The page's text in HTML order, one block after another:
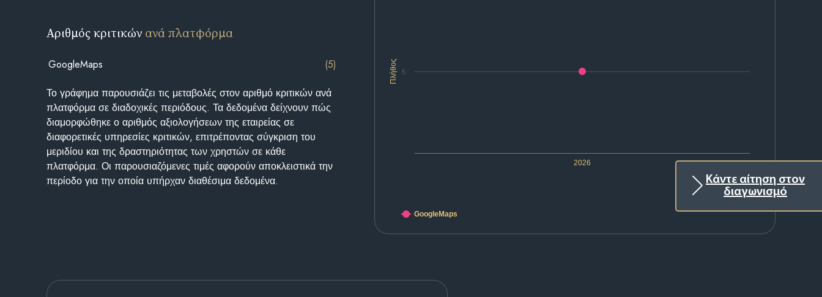
Κάντε αίτηση στον
διαγωνισμό
Πλήθος
2026
5
GoogleMaps
Αριθμός κριτικών ανά πλατφόρμα
GoogleMaps (5)
Το γράφημα παρουσιάζει τις μεταβολές στον αριθμό κριτικών ανά
πλατφόρμα σε διαδοχικές περιόδους. Τα δεδομένα δείχνουν πώς
διαμορφώθηκε ο αριθμός αξιολογήσεων της εταιρείας σε
διαφορετικές υπηρεσίες κριτικών, επιτρέποντας σύγκριση του
μεριδίου και της δραστηριότητας των χρηστών σε κάθε
πλατφόρμα. Οι παρουσιαζόμενες τιμές αφορούν αποκλειστικά την
περίοδο για την οποία υπήρχαν διαθέσιμα δεδομένα.